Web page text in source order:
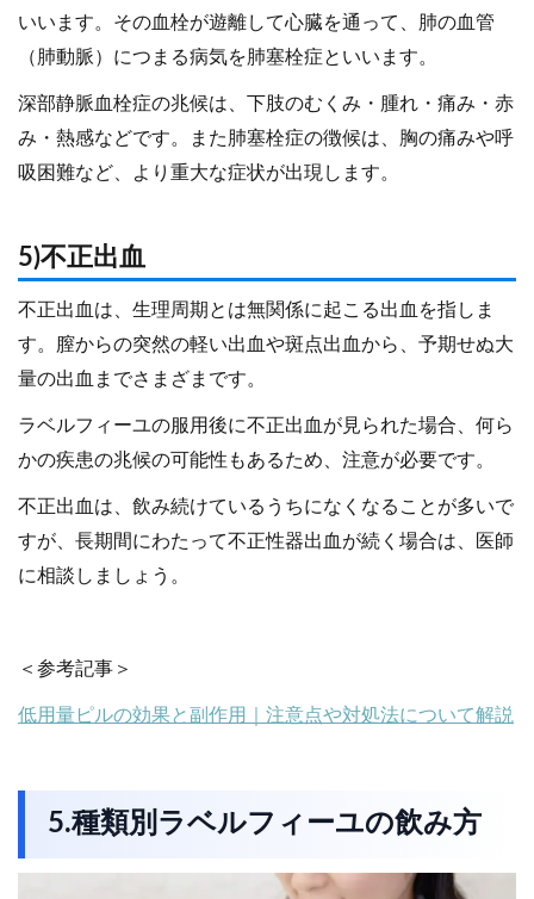
いいます。その血栓が遊離して心臓を通って、肺の血管
（肺動脈）につまる病気を肺塞栓症といいます。
深部静脈血栓症の兆候は、下肢のむくみ・腫れ・痛み・赤
み・熱感などです。また肺塞栓症の徴候は、胸の痛みや呼
吸困難など、より重大な症状が出現します。
5)不正出血
不正出血は、生理周期とは無関係に起こる出血を指しま
す。膣からの突然の軽い出血や斑点出血から、予期せぬ大
量の出血までさまざまです。
ラベルフィーユの服用後に不正出血が見られた場合、何ら
かの疾患の兆候の可能性もあるため、注意が必要です。
不正出血は、飲み続けているうちになくなることが多いで
すが、長期間にわたって不正性器出血が続く場合は、医師
に相談しましょう。
＜参考記事＞
低用量ピルの効果と副作用｜注意点や対処法について解説
5.種類別ラベルフィーユの飲み方